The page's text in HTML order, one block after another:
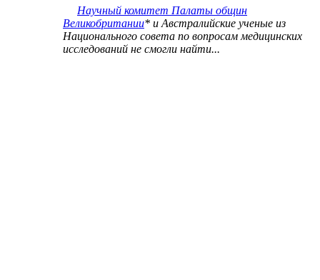
Научный комитет Палаты общин
Великобритании* и Австралийские ученые из
Национального совета по вопросам медицинских
исследований не смогли найти...